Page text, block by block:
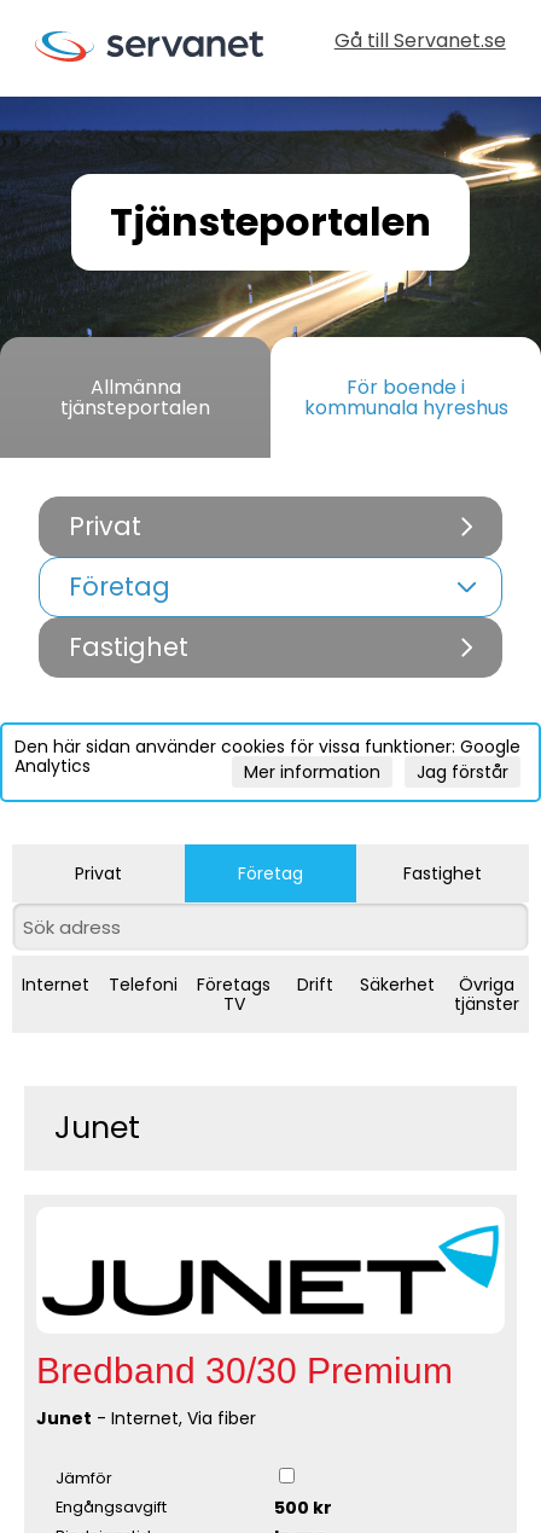
Gå till Servanet.se
Tjänsteportalen
Allmänna
tjänsteportalen
För boende i
kommunala hyreshus
Privat
Företag
Fastighet
Den här sidan använder cookies för vissa funktioner: Google
Analytics
Jag förstår
Mer information
Privat Företag Fastighet
Internet Telefoni
Företags
TV
Drift Säkerhet
Övriga
tjänster
Junet
Bredband 30/30 Premium
Junet - Internet, Via fiber
Jämför
Engångsavgift
500 kr